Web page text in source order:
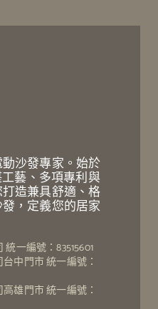
沙發專家。始於
藝、多項專利與
造兼具舒適、格
，定義您的居家
一編號：83515601
中門市 統一編號：
雄門市 統一編號：